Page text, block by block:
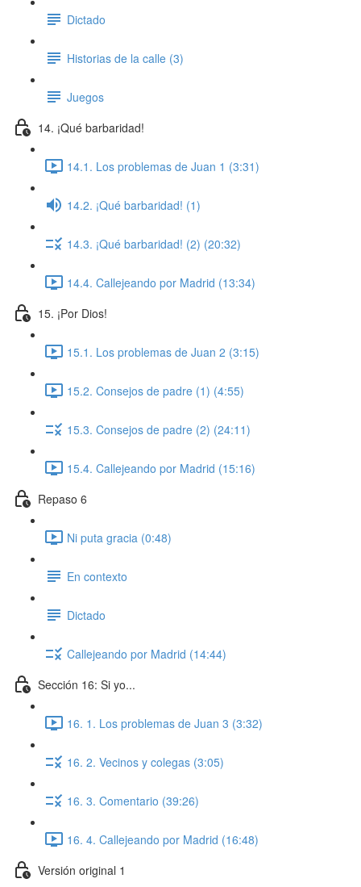
Dictado
Historias de la calle (3)
Juegos
14. ¡Qué barbaridad!
14.1. Los problemas de Juan 1 (3:31)
14.2. ¡Qué barbaridad! (1)
14.3. ¡Qué barbaridad! (2) (20:32)
14.4. Callejeando por Madrid (13:34)
15. ¡Por Dios!
15.1. Los problemas de Juan 2 (3:15)
15.2. Consejos de padre (1) (4:55)
15.3. Consejos de padre (2) (24:11)
15.4. Callejeando por Madrid (15:16)
Repaso 6
Ni puta gracia (0:48)
En contexto
Dictado
Callejeando por Madrid (14:44)
Sección 16: Si yo...
16. 1. Los problemas de Juan 3 (3:32)
16. 2. Vecinos y colegas (3:05)
16. 3. Comentario (39:26)
16. 4. Callejeando por Madrid (16:48)
Versión original 1